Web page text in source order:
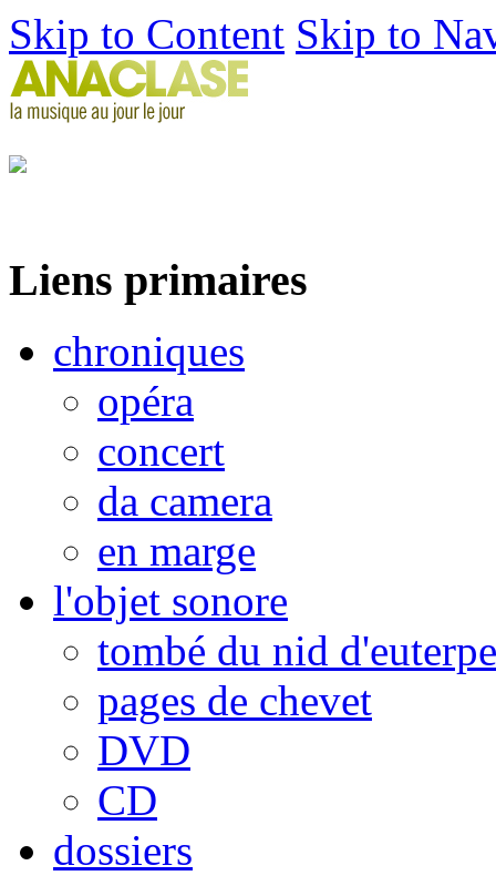
Skip to Content Skip to
Liens primaires
chroniques
opéra
concert
da camera
en marge
l'objet sonore
tombé du nid d'euterpe
pages de chevet
DVD
CD
dossiers